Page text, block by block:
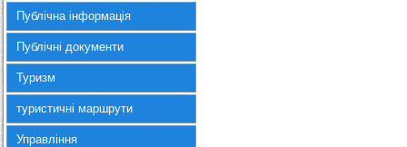
Публічна інформація
Публічні документи
Туризм
туристичні маршрути
Управління